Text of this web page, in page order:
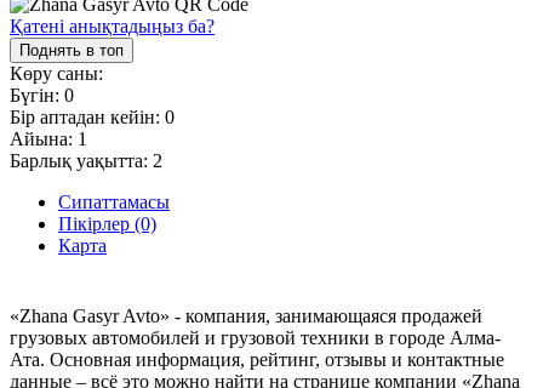
Қатені анықтадыңыз ба?
Поднять в топ
Көру саны:
Бүгін: 0
Бір аптадан кейін: 0
Айына: 1
Барлық уақытта: 2
Сипаттамасы
Пікірлер (0)
Карта
«Zhana Gasyr Avto» - компания, занимающаяся продажей
грузовых автомобилей и грузовой техники в городе Алма-
Ата. Основная информация, рейтинг, отзывы и контактные
данные – всё это можно найти на странице компании «Zhana